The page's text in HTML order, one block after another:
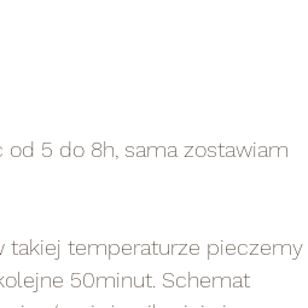
5 do 8h, sama zostawiam
takiej temperaturze pieczemy
50minut. Schemat